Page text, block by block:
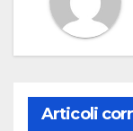
Articoli